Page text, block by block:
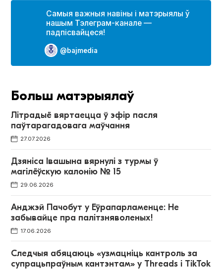
Самыя важныя навіны і матэрыялы ў
нашым Тэлеграм-канале —
падпісвайцеся!
@bajmedia
Больш матэрыялаў
Літрадыё вяртаецца ў эфір пасля
паўтарагадовага маўчання
27.07.2026
Дзяніса Івашына вярнулі з турмы ў
магілёўскую калонію № 15
29.06.2026
Анджэй Пачобут у Еўрапарламенце: Не
забывайце пра палітзняволеных!
17.06.2026
Следчыя абяцаюць «узмацніць кантроль за
супрацьпраўным кантэнтам» у Threads і TikTok